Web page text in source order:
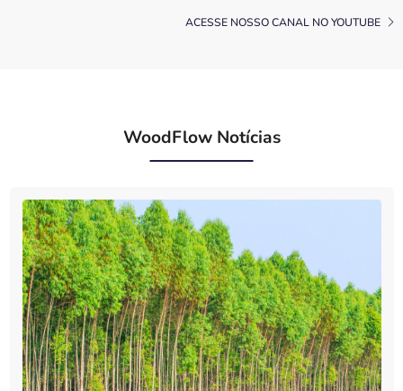
ACESSE NOSSO CANAL NO YOUTUBE
WoodFlow Notícias